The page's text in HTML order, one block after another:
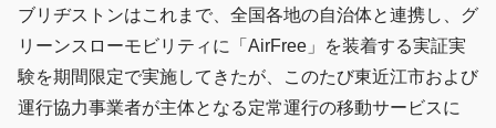
ブリヂストンはこれまで、全国各地の自治体と連携し、グ
リーンスローモビリティに「AirFree」を装着する実証実
験を期間限定で実施してきたが、このたび東近江市および
運行協力事業者が主体となる定常運行の移動サービスに